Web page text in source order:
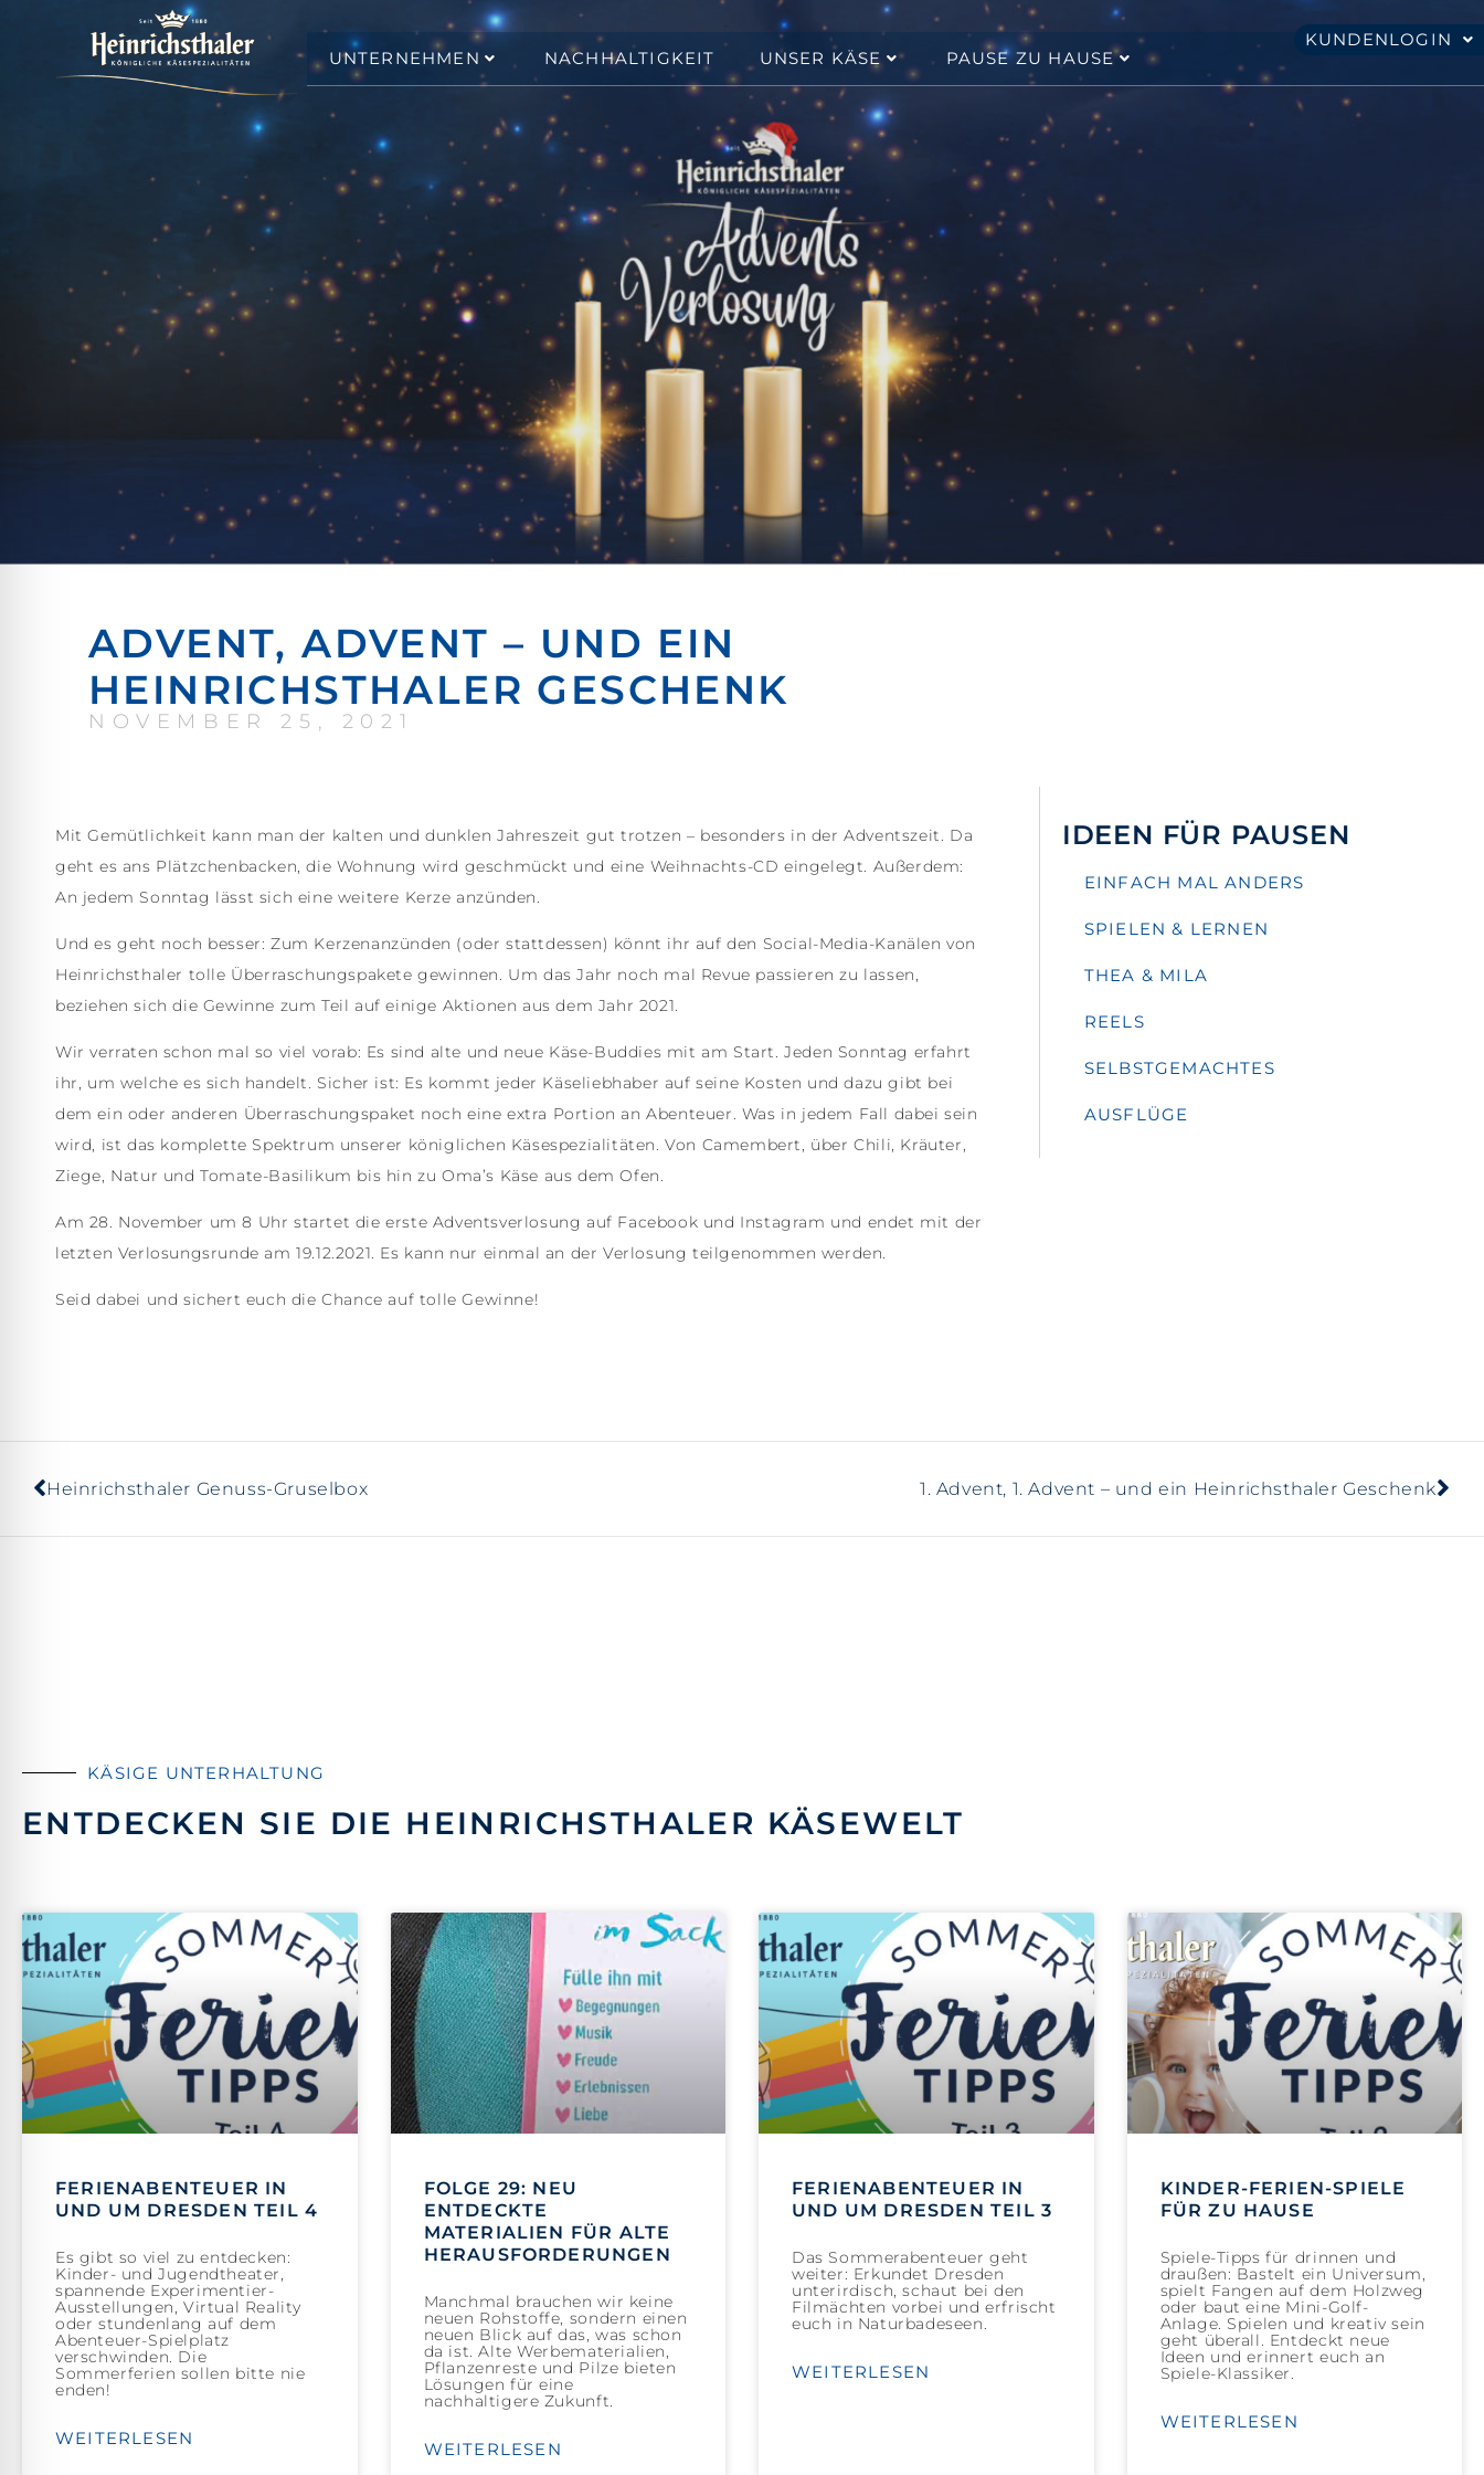
KUNDENLOGIN
UNTERNEHMEN
NACHHALTIGKEIT UNSER KÄSE PAUSE ZU HAUSE
ADVENT, ADVENT – UND EIN
HEINRICHSTHALER GESCHENK
NOVEMBER 25, 2021
Mit Gemütlichkeit kann man der kalten und dunklen Jahreszeit gut trotzen – besonders in der Adventszeit. Da
geht es ans Plätzchenbacken, die Wohnung wird geschmückt und eine Weihnachts-CD eingelegt. Außerdem:
An jedem Sonntag lässt sich eine weitere Kerze anzünden.
Und es geht noch besser: Zum Kerzenanzünden (oder stattdessen) könnt ihr auf den Social-Media-Kanälen von
Heinrichsthaler tolle Überraschungspakete gewinnen. Um das Jahr noch mal Revue passieren zu lassen,
beziehen sich die Gewinne zum Teil auf einige Aktionen aus dem Jahr 2021.
Wir verraten schon mal so viel vorab: Es sind alte und neue Käse-Buddies mit am Start. Jeden Sonntag erfahrt
ihr, um welche es sich handelt. Sicher ist: Es kommt jeder Käseliebhaber auf seine Kosten und dazu gibt bei
dem ein oder anderen Überraschungspaket noch eine extra Portion an Abenteuer. Was in jedem Fall dabei sein
wird, ist das komplette Spektrum unserer königlichen Käsespezialitäten. Von Camembert, über Chili, Kräuter,
Ziege, Natur und Tomate-Basilikum bis hin zu Oma’s Käse aus dem Ofen.
Am 28. November um 8 Uhr startet die erste Adventsverlosung auf Facebook und Instagram und endet mit der
letzten Verlosungsrunde am 19.12.2021. Es kann nur einmal an der Verlosung teilgenommen werden.
Seid dabei und sichert euch die Chance auf tolle Gewinne!
IDEEN FÜR PAUSEN
EINFACH MAL ANDERS
SPIELEN & LERNEN
THEA & MILA
REELS
SELBSTGEMACHTES
AUSFLÜGE
Heinrichsthaler Genuss-Gruselbox 1. Advent, 1. Advent – und ein Heinrichsthaler Geschenk
KÄSIGE UNTERHALTUNG
ENTDECKEN SIE DIE HEINRICHSTHALER KÄSEWELT
FERIENABENTEUER IN
UND UM DRESDEN TEIL 4
Es gibt so viel zu entdecken:
Kinder- und Jugendtheater,
spannende Experimentier-
Ausstellungen, Virtual Reality
oder stundenlang auf dem
Abenteuer-Spielplatz
verschwinden. Die
Sommerferien sollen bitte nie
enden!
WEITERLESEN
FOLGE 29: NEU
ENTDECKTE
MATERIALIEN FÜR ALTE
HERAUSFORDERUNGEN
Manchmal brauchen wir keine
neuen Rohstoffe, sondern einen
neuen Blick auf das, was schon
da ist. Alte Werbematerialien,
Pflanzenreste und Pilze bieten
Lösungen für eine
nachhaltigere Zukunft.
WEITERLESEN
FERIENABENTEUER IN
UND UM DRESDEN TEIL 3
Das Sommerabenteuer geht
weiter: Erkundet Dresden
unterirdisch, schaut bei den
Filmächten vorbei und erfrischt
euch in Naturbadeseen.
WEITERLESEN
KINDER-FERIEN-SPIELE
FÜR ZU HAUSE
Spiele-Tipps für drinnen und
draußen: Bastelt ein Universum,
spielt Fangen auf dem Holzweg
oder baut eine Mini-Golf-
Anlage. Spielen und kreativ sein
geht überall. Entdeckt neue
Ideen und erinnert euch an
Spiele-Klassiker.
WEITERLESEN